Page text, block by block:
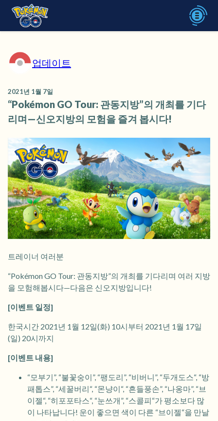
업데이트
2021년 1월 7일
“Pokémon GO Tour: 관동지방”의 개최를 기다
리며—신오지방의 모험을 즐겨 봅시다!
트레이너 여러분
“Pokémon GO Tour: 관동지방”의 개최를 기다리며 여러 지방
을 모험해봅시다—다음은 신오지방입니다!
[이벤트 일정]
한국시간 2021년 1월 12일(화) 10시부터 2021년 1월 17일
(일) 20시까지
[이벤트 내용]
“모부기”, “불꽃숭이”, “팽도리”, “비버니”, “두개도스“, “방
패톱스”, “세꿀버리“, “몬냥이“, “흔들풍손”, “나옹마”, “브
이젤“, “히포포타스“, “눈쓰개”, “스콜피“가 평소보다 많
이 나타납니다! 운이 좋으면 색이 다른 “브이젤“을 만날